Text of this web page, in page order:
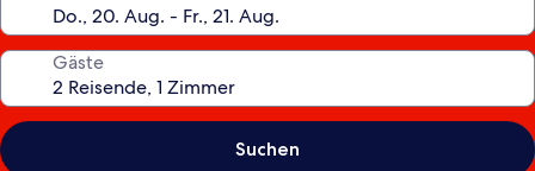
Gäste
Suchen